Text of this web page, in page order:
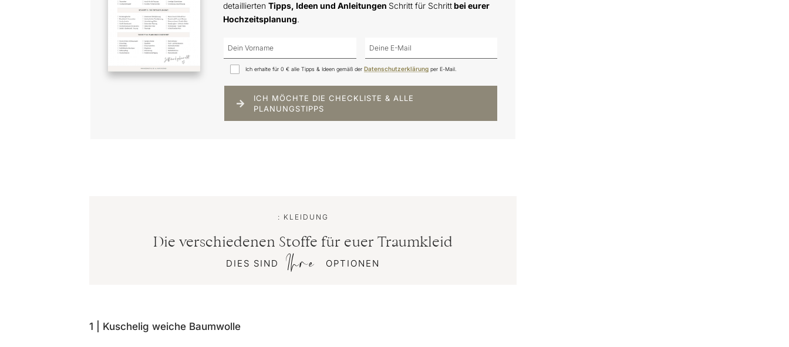
detailliertenTipps, Ideen und Anleitungen Schritt für Schrittbei eurer
Hochzeitsplanung.
Ich erhalte für 0 € alle Tipps & Ideen gemäß derDatenschutzerklärung per E-Mail.
ICH MÖCHTE DIE CHECKLISTE & ALLE
PLANUNGSTIPPS
: KLEIDUNG
Die verschiedenen Stoffe für euer Traumkleid
DIES SINDIhre OPTIONEN
1 | Kuschelig weiche Baumwolle